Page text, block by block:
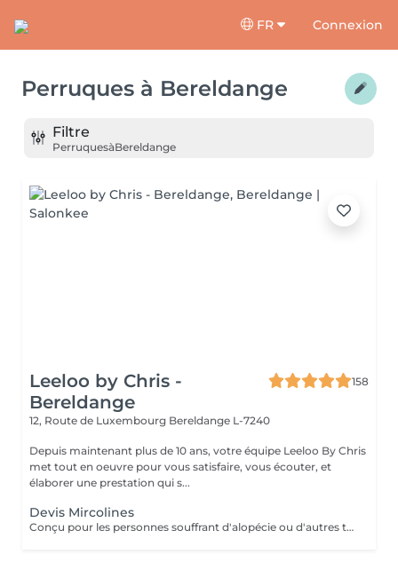
FR Connexion
Perruques à Bereldange
Filtre
PerruquesàBereldange
Leeloo by Chris -
Bereldange
158
12, Route de Luxembourg Bereldange L-7240
Depuis maintenant plus de 10 ans, votre équipe Leeloo By Chris
met tout en oeuvre pour vous satisfaire, vous écouter, et
élaborer une prestation qui s...
Devis Mircolines
Conçu pour les personnes souffrant d'alopécie ou d'autres troubles capillaires génétiques, le système Microlines est un nouveau système révolutionnaire conçu pour vous donner les résultats que vous souhaitez Le Microlines dure plus de 2 ans et redonne de la longueur et du volume à vos cheveux pour que vous puissiez retrouver confiance en vous et changer votre vie C'est un système d'extension de cheveux avec un ruban invisible qui vous donnera la longueur et le volume dont vos cheveux ont besoin pour être beaux. Le Microlines est un correcteur anti-chute révolutionnaire, offrant les meilleurs résultats sur le marché